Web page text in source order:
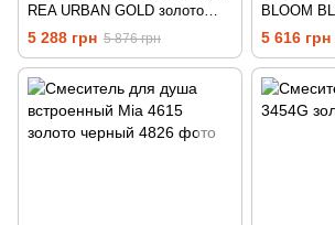
REA URBAN GOLD золото
настенный
5 288 грн 5 876 грн
BLOOM
золото
5 616 грн